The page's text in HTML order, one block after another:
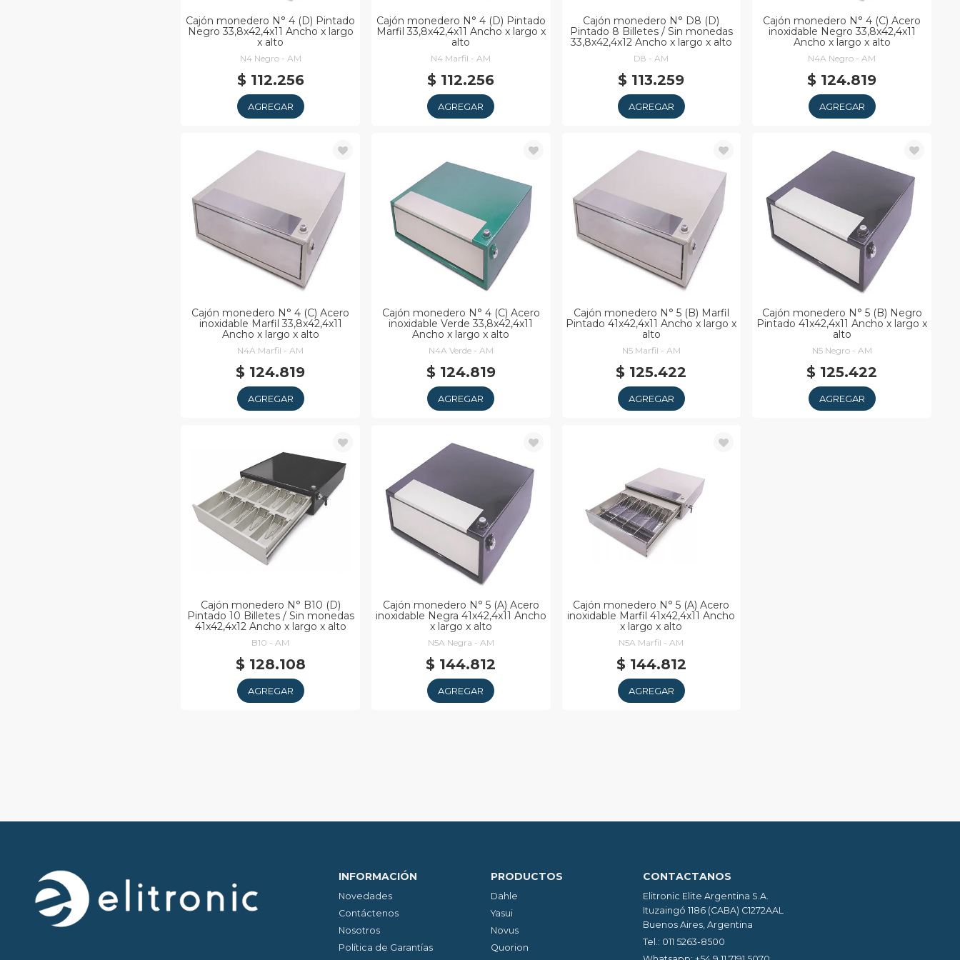
Cajón monedero N° 4 (D) Pintado
Negro 33,8x42,4x11 Ancho x largo
x alto
N4 Negro - AM
$ 112.256
AGREGAR
Cajón monedero N° 4 (D) Pintado
Marfil 33,8x42,4x11 Ancho x largo x
alto
N4 Marfil - AM
$ 112.256
AGREGAR
Cajón monedero N° D8 (D)
Pintado 8 Billetes / Sin monedas
33,8x42,4x12 Ancho x largo x alto
D8 - AM
$ 113.259
AGREGAR
Cajón monedero N° 4 (C) Acero
inoxidable Negro 33,8x42,4x11
Ancho x largo x alto
N4A Negro - AM
$ 124.819
AGREGAR
Cajón monedero N° 4 (C) Acero
inoxidable Marfil 33,8x42,4x11
Ancho x largo x alto
N4A Marfil - AM
$ 124.819
AGREGAR
Cajón monedero N° 4 (C) Acero
inoxidable Verde 33,8x42,4x11
Ancho x largo x alto
N4A Verde - AM
$ 124.819
AGREGAR
Cajón monedero N° 5 (B) Marfil
Pintado 41x42,4x11 Ancho x largo x
alto
N5 Marfil - AM
$ 125.422
AGREGAR
Cajón monedero N° 5 (B) Negro
Pintado 41x42,4x11 Ancho x largo x
alto
N5 Negro - AM
$ 125.422
AGREGAR
Cajón monedero N° B10 (D)
Pintado 10 Billetes / Sin monedas
41x42,4x12 Ancho x largo x alto
B10 - AM
$ 128.108
AGREGAR
Cajón monedero N° 5 (A) Acero
inoxidable Negra 41x42,4x11 Ancho
x largo x alto
N5A Negra - AM
$ 144.812
AGREGAR
Cajón monedero N° 5 (A) Acero
inoxidable Marfil 41x42,4x11 Ancho
x largo x alto
N5A Marfil - AM
$ 144.812
AGREGAR
INFORMACIÓN
Novedades
Contáctenos
Nosotros
Política de Garantías
PRODUCTOS
Dahle
Yasui
Novus
Quorion
CONTACTANOS
Elitronic Elite Argentina S.A.
Ituzaingó 1186 (CABA) C1272AAL
Buenos Aires, Argentina
Tel.: 011 5263-8500